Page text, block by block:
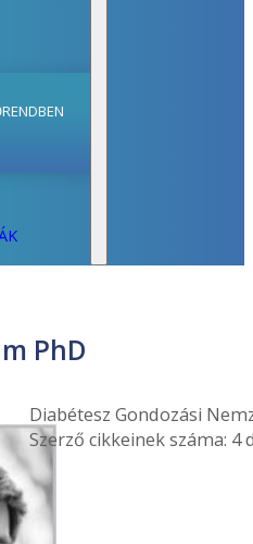
PhD
Diabétesz Gondozási
Szerző cikkeinek száma: 4